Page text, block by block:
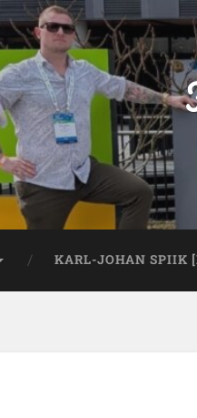
KARL-JOHAN SPIIK